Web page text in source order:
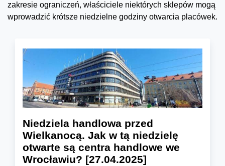
zakresie ograniczeń, właściciele niektórych sklepów mogą
wprowadzić krótsze niedzielne godziny otwarcia placówek.
Niedziela handlowa przed
Wielkanocą. Jak w tą niedzielę
otwarte są centra handlowe we
Wrocławiu? [27.04.2025]